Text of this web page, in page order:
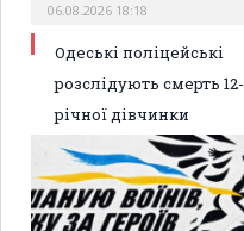
06.08.2026 18:18
Одеські поліцейські
розслідують смерть 12-
річної дівчинки